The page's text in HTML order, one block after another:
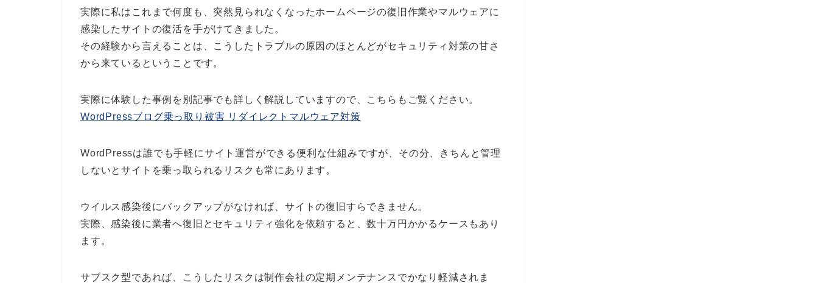
実際に私はこれまで何度も、突然見られなくなったホームページの復旧作業やマルウェアに
感染したサイトの復活を手がけてきました。
その経験から言えることは、こうしたトラブルの原因のほとんどがセキュリティ対策の甘さ
から来ているということです。
実際に体験した事例を別記事でも詳しく解説していますので、こちらもご覧ください。
WordPressブログ乗っ取り被害 リダイレクトマルウェア対策
WordPressは誰でも手軽にサイト運営ができる便利な仕組みですが、その分、きちんと管理
しないとサイトを乗っ取られるリスクも常にあります。
ウイルス感染後にバックアップがなければ、サイトの復旧すらできません。
実際、感染後に業者へ復旧とセキュリティ強化を依頼すると、数十万円かかるケースもあり
ます。
サブスク型であれば、こうしたリスクは制作会社の定期メンテナンスでかなり軽減されま